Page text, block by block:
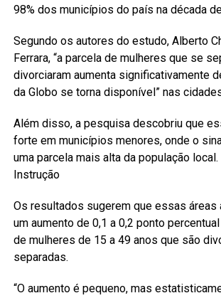
98% dos municípios do país na década
Segundo os autores do estudo, Alberto
Ferrara, “a parcela de mulheres que se
divorciaram aumenta significativamente
da Globo se torna disponível” nas
Além disso, a pesquisa descobriu que
forte em municípios menores, onde o
uma parcela mais alta da população local.
Instrução
Os resultados sugerem que essas áreas
um aumento de 0,1 a 0,2 ponto
de mulheres de 15 a 49 anos que são
separadas.
“O aumento é pequeno, mas